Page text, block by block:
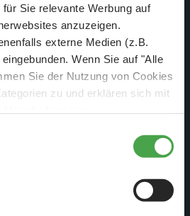
Sie relevante Werbung auf
anzuzeigen.
externe Medien (z.B.
Wenn Sie auf "Alle
Sie der Nutzung von Cookies
zu und erklären sich mit
über die Schaltfläche
wir uns auf die technisch
Informationen finden Sie in
Zusammenarbeit zwischen dem
Modell-Bus und –Zug montiert,